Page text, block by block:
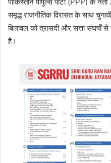
समृद्ध राजनीतिक विरासत के साथ
बिलावल को त्रासदी और सत्ता संघर्षों से
है।